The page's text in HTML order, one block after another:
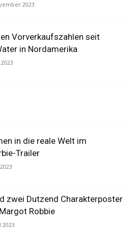
2023
Vorverkaufszahlen seit
in Nordamerika
in die reale Welt im
Trailer
zwei Dutzend Charakterposter
Robbie
2023